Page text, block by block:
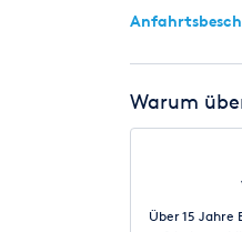
Warum
Über 15 Jahre